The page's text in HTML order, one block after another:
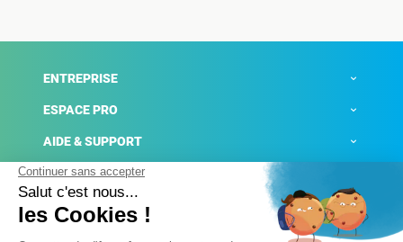
ENTREPRISE
ESPACE PRO
AIDE & SUPPORT
ACTUALITÉS